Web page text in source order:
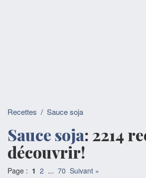
Recettes / Sauce soja
Sauce soja: 2214
découvrir!
Page : 1 2 ... 70 Suivant »